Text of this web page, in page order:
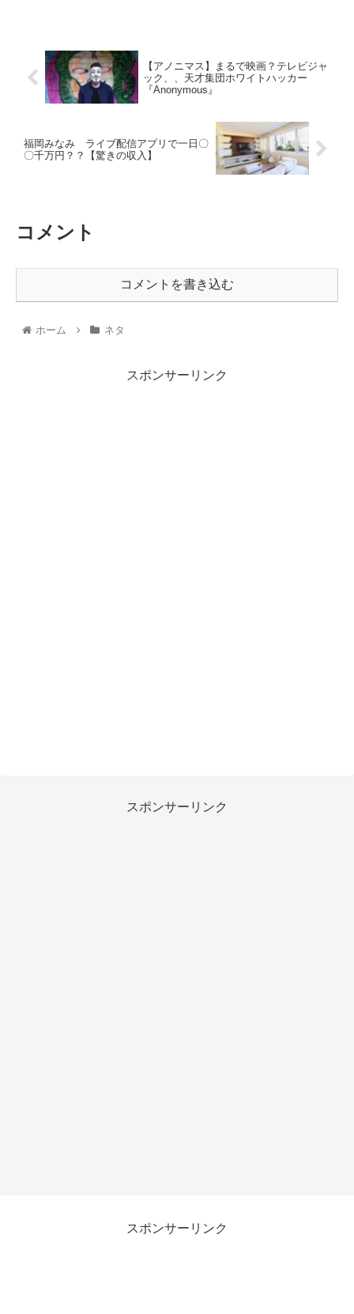
【アノニマス】まるで映画？テレビジャ
ック、、天才集団ホワイトハッカー
『Anonymous』
福岡みなみ ライブ配信アプリで一日〇
〇千万円？？【驚きの収入】
コメント
コメントを書き込む
ホーム ネタ
スポンサーリンク
スポンサーリンク
スポンサーリンク